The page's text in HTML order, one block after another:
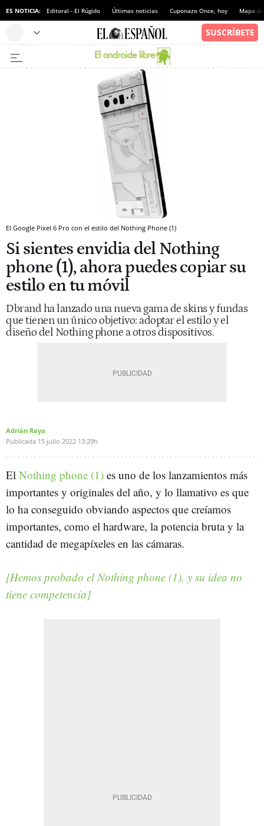
ES NOTICIA: Editoral - El Rúgido Últimas noticias Cuponazo Once, hoy Mapa
El Google Pixel 6 Pro con el estilo del Nothing Phone (1)
Si sientes envidia del Nothing
phone (1), ahora puedes copiar su
estilo en tu móvil
Dbrand ha lanzado una nueva gama de skins y fundas
que tienen un único objetivo: adoptar el estilo y el
diseño del Nothing phone a otros dispositivos.
Adrián Raya
Publicada 15 julio 2022 13:29h
El Nothing phone (1) es uno de los lanzamientos más
importantes y originales del año, y lo llamativo es que
lo ha conseguido obviando aspectos que creíamos
importantes, como el hardware, la potencia bruta y la
cantidad de megapíxeles en las cámaras.
[Hemos probado el Nothing phone (1), y su idea no
tiene competencia]